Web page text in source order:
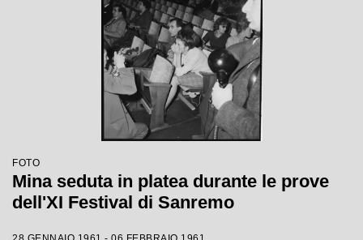
FOTO
Mina seduta in platea durante le prove
dell'XI Festival di Sanremo